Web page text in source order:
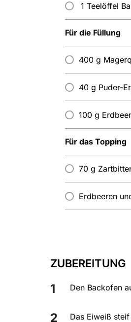
1 Teelöffel
Für die Füllung
400 g
40 g Puder-
100 g
Für das Topping
70 g
Erdbeeren
ZUBEREITUNG
Den Backofen
Das Eiweiß